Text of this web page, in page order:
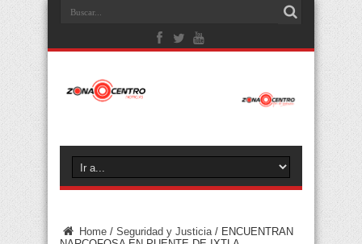
Home / Seguridad y Justicia / ENCUENTRAN